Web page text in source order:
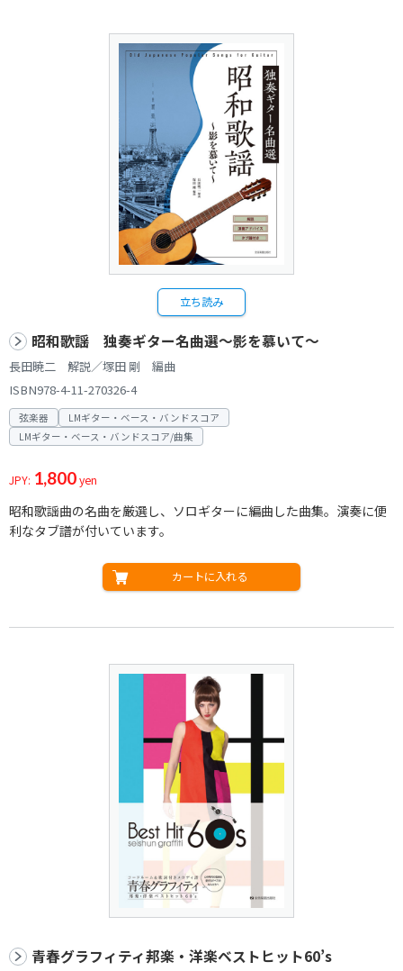
立ち読み
昭和歌謡 独奏ギター名曲選～影を慕いて～
長田暁二 解説／塚田 剛 編曲
ISBN978-4-11-270326-4
弦楽器
LMギター・ベース・バンドスコア
LMギター・ベース・バンドスコア/曲集
JPY: 1,800yen
昭和歌謡曲の名曲を厳選し、ソロギターに編曲した曲集。演奏に便
利なタブ譜が付いています。
カートに入れる
青春グラフィティ邦楽・洋楽ベストヒット60’s